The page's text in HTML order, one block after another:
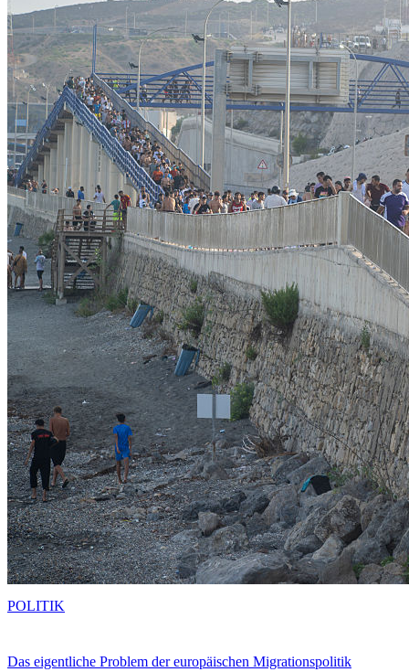
Das eigentliche Problem der europäischen Migrationspolitik
POLITIK